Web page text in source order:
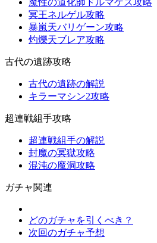
魔性の道化師ドルマゲス攻略
冥王ネルゲル攻略
暴嵐天バリゲーン攻略
灼爍天ブレア攻略
古代の遺跡攻略
古代の遺跡の解説
キラーマシン2攻略
超連戦組手攻略
超連戦組手の解説
封魔の冥獄攻略
混沌の魔洞攻略
ガチャ関連
どのガチャを引くべき？
次回のガチャ予想